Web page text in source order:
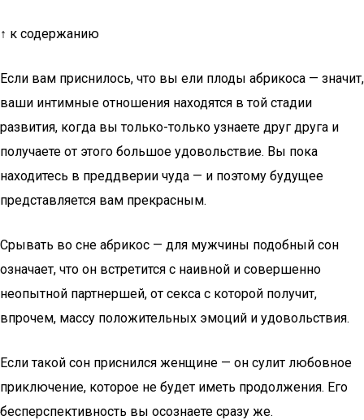
↑ к содержанию
Если вам приснилось, что вы ели плоды абрикоса — значит,
ваши интимные отношения находятся в той стадии
развития, когда вы только-только узнаете друг друга и
получаете от этого большое удовольствие. Вы пока
находитесь в преддверии чуда — и поэтому будущее
представляется вам прекрасным.
Срывать во сне абрикос — для мужчины подобный сон
означает, что он встретится с наивной и совершенно
неопытной партнершей, от секса с которой получит,
впрочем, массу положительных эмоций и удовольствия.
Если такой сон приснился женщине — он сулит любовное
приключение, которое не будет иметь продолжения. Его
бесперспективность вы осознаете сразу же.